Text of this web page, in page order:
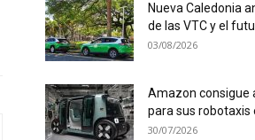
Nueva Caledonia
de las VTC y el
03/08/2026
Amazon consigue
para sus robotaxis
30/07/2026